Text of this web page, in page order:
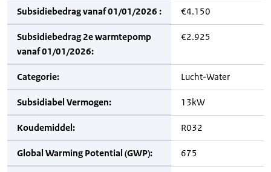
Subsidiebedrag vanaf 01/01/2026 : €4.150
Subsidiebedrag 2e warmtepomp
vanaf 01/01/2026:
€2.925
Categorie: Lucht-Water
Subsidiabel Vermogen: 13kW
Koudemiddel: R032
Global Warming Potential (GWP): 675